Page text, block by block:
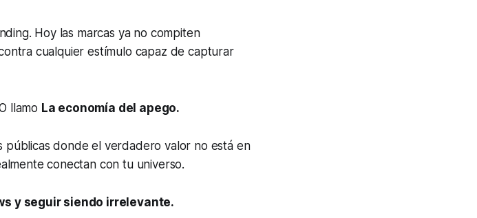
Hoy las marcas ya no compiten
cualquier estímulo capaz de capturar
llamo La economía del apego.
donde el verdadero valor no está en
conectan con tu universo.
y seguir siendo irrelevante.